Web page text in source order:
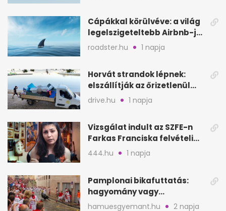
Cápákkal körülvéve: a világ
legelszigeteltebb Airbnb-je
a nyílt tengeren
roadster.hu 1 napja
Horvát strandok lépnek:
elszállítják az őrizetlenül
hagyott törölközőket
drive.hu 1 napja
Vizsgálat indult az SZFE-n
Farkas Franciska felvételi
videója után
444.hu 1 napja
Pamplonai bikafuttatás:
hagyomány vagy
értelmetlen vérontás?
hamuesgyemant.hu 2 napja